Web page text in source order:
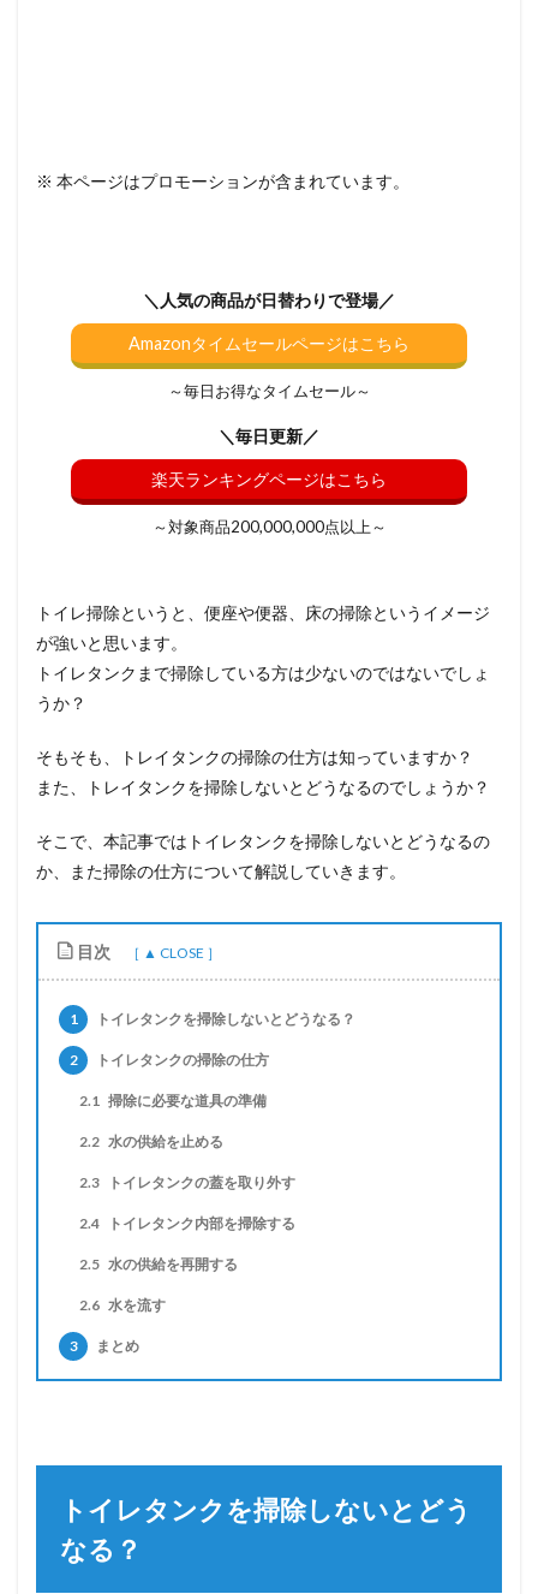
※ 本ページはプロモーションが含まれています。
＼人気の商品が日替わりで登場／
Amazonタイムセールページはこちら
～毎日お得なタイムセール～
＼毎日更新／
楽天ランキングページはこちら
～対象商品200,000,000点以上～
トイレ掃除というと、便座や便器、床の掃除というイメージ
が強いと思います。
トイレタンクまで掃除している方は少ないのではないでしょ
うか？
そもそも、トレイタンクの掃除の仕方は知っていますか？
また、トレイタンクを掃除しないとどうなるのでしょうか？
そこで、本記事ではトイレタンクを掃除しないとどうなるの
か、また掃除の仕方について解説していきます。
目次
1 トイレタンクを掃除しないとどうなる？
2 トイレタンクの掃除の仕方
2.1 掃除に必要な道具の準備
2.2 水の供給を止める
2.3 トイレタンクの蓋を取り外す
2.4 トイレタンク内部を掃除する
2.5 水の供給を再開する
2.6 水を流す
3 まとめ
トイレタンクを掃除しないとどう
なる？